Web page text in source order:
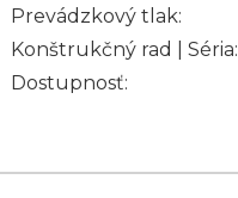
Prevádzkový tlak:
Konštrukčný rad | Séria:
Dostupnosť: